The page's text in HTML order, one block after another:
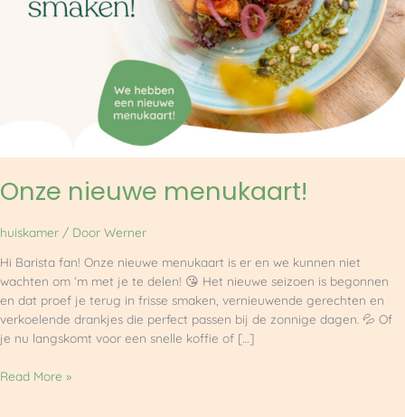
Onze nieuwe menukaart!
huiskamer / Door Werner
Hi Barista fan! Onze nieuwe menukaart is er en we kunnen niet
wachten om ‘m met je te delen! 😘 Het nieuwe seizoen is begonnen
en dat proef je terug in frisse smaken, vernieuwende gerechten en
verkoelende drankjes die perfect passen bij de zonnige dagen. 💦 Of
je nu langskomt voor een snelle koffie of […]
Read More »